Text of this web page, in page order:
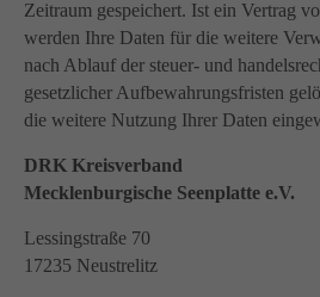
Zeitraum gespeichert. Ist ein Vertrag
werden Ihre Daten für die weitere
nach Ablauf der steuer- und
gesetzlicher Aufbewahrungsfristen
die weitere Nutzung Ihrer Daten
DRK Kreisverband
Mecklenburgische Seenplatte e.V.
Lessingstraße 70
17235 Neustrelitz